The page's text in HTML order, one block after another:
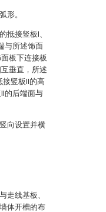
形。
抵接竖板I、
与所述饰面
板下连接板
垂直，所述
接竖板II的高
的后端面与
向设置并横
走线基板、
体开槽的布